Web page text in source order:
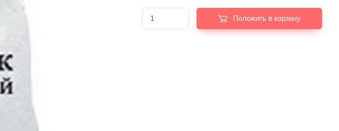
Положить в корзину